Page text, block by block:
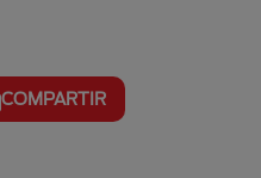
COMPARTIR